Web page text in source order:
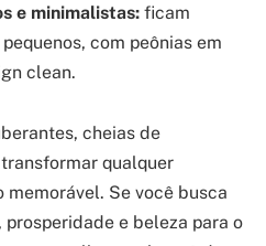
e minimalistas: ficam
com peônias em
clean.
cheias de
qualquer
memorável. Se você busca
e beleza para o